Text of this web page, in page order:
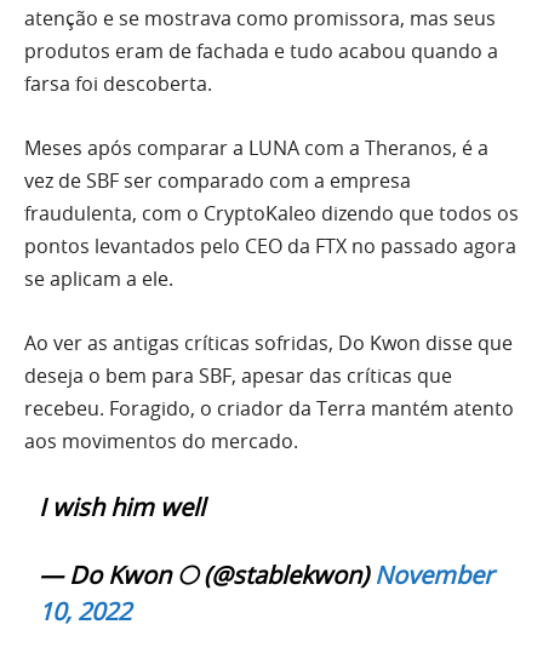
atenção e se mostrava como promissora, mas seus
produtos eram de fachada e tudo acabou quando a
farsa foi descoberta.
Meses após comparar a LUNA com a Theranos, é a
vez de SBF ser comparado com a empresa
fraudulenta, com o CryptoKaleo dizendo que todos os
pontos levantados pelo CEO da FTX no passado agora
se aplicam a ele.
Ao ver as antigas críticas sofridas, Do Kwon disse que
deseja o bem para SBF, apesar das críticas que
recebeu. Foragido, o criador da Terra mantém atento
aos movimentos do mercado.
I wish him well
— Do Kwon 🌕 (@stablekwon)November
10, 2022